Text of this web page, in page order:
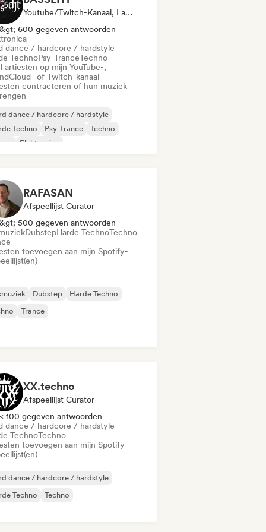
Youtube/Twitch-Kanaal, Label
&gt; 600 gegeven antwoorden
dance / hardcore / hardstyle
TechnoPsy-TranceTechno
artiesten op mijn YouTube-,
of Twitch-kanaal
contracteren of hun muziek
dance / hardcore / hardstyle
Techno
Psy-Trance
Techno
Elektronica
RAFASAN
Afspeellijst Curator
&gt; 500 gegeven antwoorden
DubstepHarde TechnoTechno
toevoegen aan mijn Spotify-
Dubstep
Harde Techno
Trance
XX.techno
Afspeellijst Curator
< 100 gegeven antwoorden
dance / hardcore / hardstyle
TechnoTechno
toevoegen aan mijn Spotify-
dance / hardcore / hardstyle
Techno
Techno